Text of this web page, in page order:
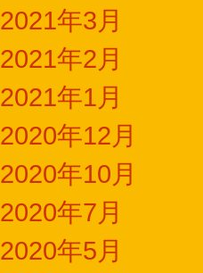
2021年3月
2021年2月
2021年1月
2020年12月
2020年10月
2020年7月
2020年5月